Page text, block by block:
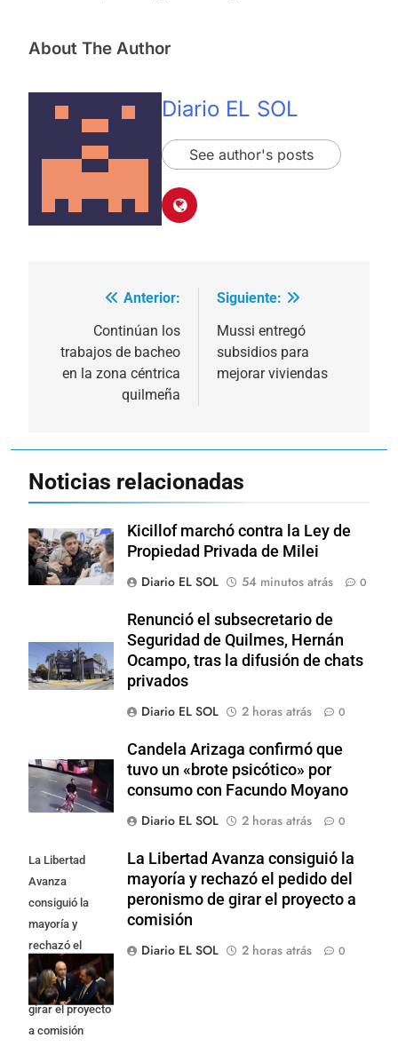
About The Author
Diario EL SOL
See author's posts
Navegación
entradas
Anterior:
Continúan los
trabajos de bacheo
en la zona céntrica
quilmeña
Siguiente:
Mussi entregó
subsidios para
mejorar viviendas
Noticias relacionadas
Kicillof marchó contra la Ley de
Propiedad Privada de Milei
Diario EL SOL
54 minutos atrás 0
Renunció el subsecretario de
Seguridad de Quilmes, Hernán
Ocampo, tras la difusión de chats
privados
Diario EL SOL
2 horas atrás 0
Candela Arizaga confirmó que
tuvo un «brote psicótico» por
consumo con Facundo Moyano
Diario EL SOL
2 horas atrás 0
La Libertad
Avanza
consiguió la
mayoría y
rechazó el
pedido del
peronismo de
girar el proyecto
a comisión
La Libertad Avanza consiguió la
mayoría y rechazó el pedido del
peronismo de girar el proyecto a
comisión
Diario EL SOL
2 horas atrás 0